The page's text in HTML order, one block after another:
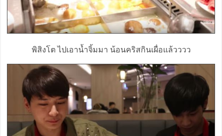
พิสิงโต ไปเอาน้ำจิ้มมา น้อนคริสกินเผื่อแล้วววว